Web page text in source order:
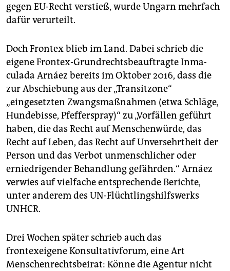
gegen EU-Recht verstieß, wurde Ungarn mehrfach
dafür verurteilt.
Doch Frontex blieb im Land. Dabei schrieb die
eigene Frontex-Grundrechtsbeauftragte In­ma­
culada Arnáez bereits im Oktober 2016, dass die
zur Abschiebung aus der „Transitzone“
„eingesetzten Zwangsmaßnahmen (etwa Schläge,
Hundebisse, Pfefferspray)“ zu „Vorfällen geführt
haben, die das Recht auf Menschenwürde, das
Recht auf Leben, das Recht auf Unversehrtheit der
Person und das Verbot unmenschlicher oder
erniedrigender Behandlung gefährden.“ Arnáez
verwies auf vielfache entsprechende Berichte,
unter anderem des UN-Flüchtlingshilfswerks
UNHCR.
Drei Wochen später schrieb auch das
frontexeigene Konsultativforum, eine Art
Menschenrechtsbeirat: Könne die Agentur nicht